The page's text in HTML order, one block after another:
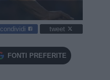
condividi tweet
FONTI PREFERITE